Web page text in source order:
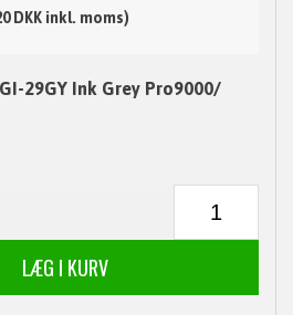
DKK inkl. moms)
29GY Ink Grey Pro9000/